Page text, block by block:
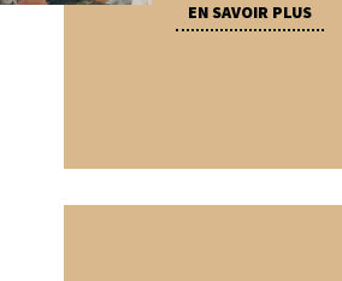
EN SAVOIR PLUS